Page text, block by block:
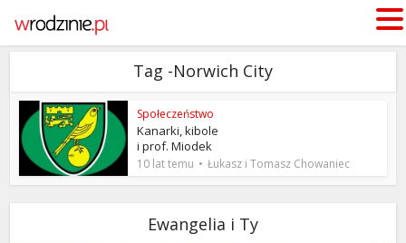
Tag -Norwich City
Społeczeństwo
Kanarki, kibole
i prof. Miodek
10 lat temu Łukasz i Tomasz Chowaniec
Ewangelia i Ty